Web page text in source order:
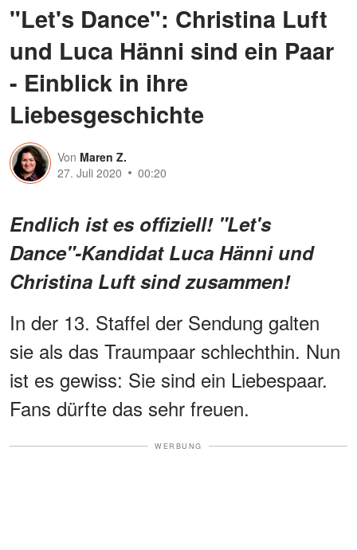
"Let's Dance": Christina Luft
und Luca Hänni sind ein Paar
- Einblick in ihre
Liebesgeschichte
Von Maren Z.
27. Juli 2020
00:20
Endlich ist es offiziell! "Let's
Dance"-Kandidat Luca Hänni und
Christina Luft sind zusammen!
In der 13. Staffel der Sendung galten
sie als das Traumpaar schlechthin. Nun
ist es gewiss: Sie sind ein Liebespaar.
Fans dürfte das sehr freuen.
WERBUNG